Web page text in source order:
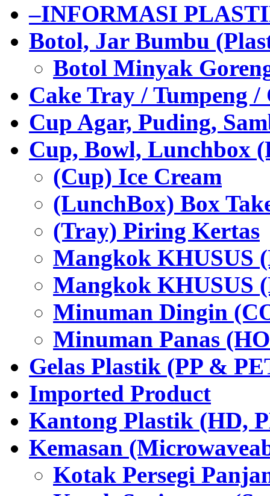
–INFORMASI
Botol, Jar Bumbu
Botol Minyak
Cake Tray / Tumpeng /
Cup Agar, Puding,
Cup, Bowl, Lunchbox
(Cup) Ice Cream
(LunchBox) Box
(Tray) Piring Kertas
Mangkok KHUSUS
Mangkok KHUSUS
Minuman Dingin
Minuman Panas
Gelas Plastik (PP &
Imported Product
Kantong Plastik (HD,
Kemasan
Kotak Persegi